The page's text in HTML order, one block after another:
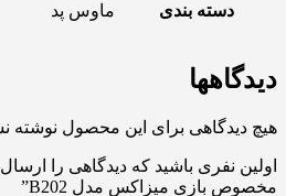
دسته بندی ماوس پد
دیدگاهها
هیچ دیدگاهی برای این محصول نوشته
اولین نفری باشید که دیدگاهی را
مخصوص بازی میزاکس مدل B202”